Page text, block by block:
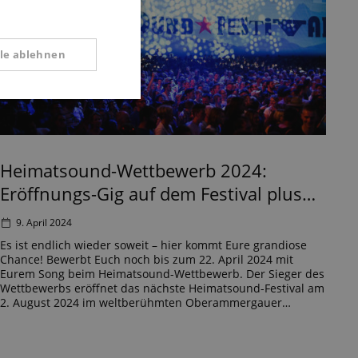
Heimatsound-Wettbewerb 2024:
Eröffnungs-Gig auf dem Festival plus
2.000-EUR-Gutschein von Kirstein zu
gewinnen!
9. April 2024
Es ist endlich wieder soweit – hier kommt Eure grandiose
Chance! Bewerbt Euch noch bis zum 22. April 2024 mit
Eurem Song beim Heimatsound-Wettbewerb. Der Sieger des
Wettbewerbs eröffnet das nächste Heimatsound-Festival am
2. August 2024 im weltberühmten Oberammergauer
ablehnen
Cookies können